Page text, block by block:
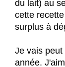
du lait) au
cette
surplus à
Je vais
année.